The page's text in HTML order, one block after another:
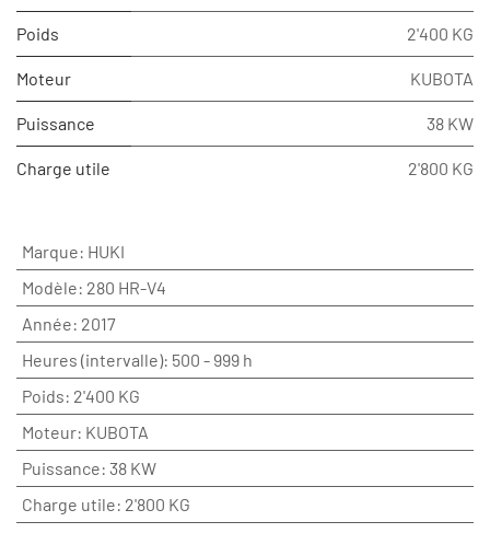
Poids 2'400 KG
Moteur KUBOTA
Puissance 38 KW
Charge utile 2'800 KG
Marque: HUKI
Modèle: 280 HR-V4
Année: 2017
Heures (intervalle): 500 - 999 h
Poids: 2'400 KG
Moteur: KUBOTA
Puissance: 38 KW
Charge utile: 2'800 KG